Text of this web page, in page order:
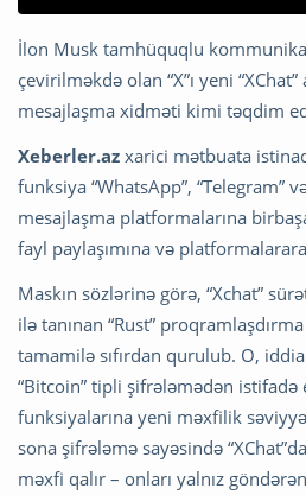
İlon Musk tamhüquqlu
çevirilməkdə olan “X”ı yeni
mesajlaşma xidməti kimi təqdim
Xeberler.az xarici mətbuata
funksiya “WhatsApp”, “Telegram”
mesajlaşma platformalarına
fayl paylaşımına və
Maskın sözlərinə görə, “Xchat”
ilə tanınan “Rust”
tamamilə sıfırdan qurulub. O,
“Bitcoin” tipli şifrələmədən
funksiyalarına yeni məxfilik
sona şifrələmə sayəsində
məxfi qalır – onları yalnız